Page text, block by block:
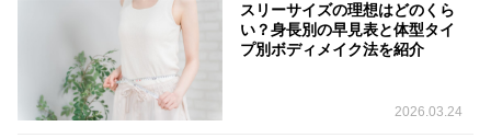
スリーサイズの理想はどのくら
い？身長別の早見表と体型タイ
プ別ボディメイク法を紹介
2026.03.24